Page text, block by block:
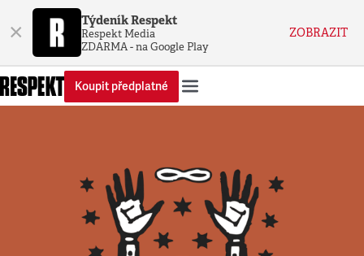
× Týdeník Respekt
Respekt Media
ZDARMA - na Google Play
ZOBRAZIT
Koupit předplatné